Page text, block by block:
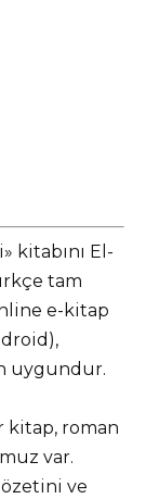
kitabını El-
tam
e-kitap
uygundur.
kitap, roman
var.
ve